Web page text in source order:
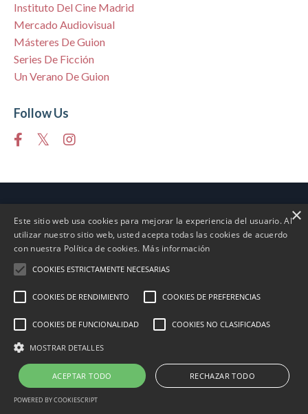
Instituto Del Cine Madrid
Mercado Audiovisual
Másteres De Guion
Series De Ficción
Un Verano De Guion
Follow Us
Powered by Kajabi
×
Este sitio web usa cookies para mejorar la experiencia del usuario. Al
utilizar nuestro sitio web, usted acepta todas las cookies de acuerdo
con nuestra Política de cookies. Más información
COOKIES ESTRICTAMENTE NECESARIAS
COOKIES DE RENDIMIENTO COOKIES DE PREFERENCIAS
COOKIES DE FUNCIONALIDAD COOKIES NO CLASIFICADAS
MOSTRAR DETALLES
ACEPTAR TODO RECHAZAR TODO
POWERED BY COOKIESCRIPT